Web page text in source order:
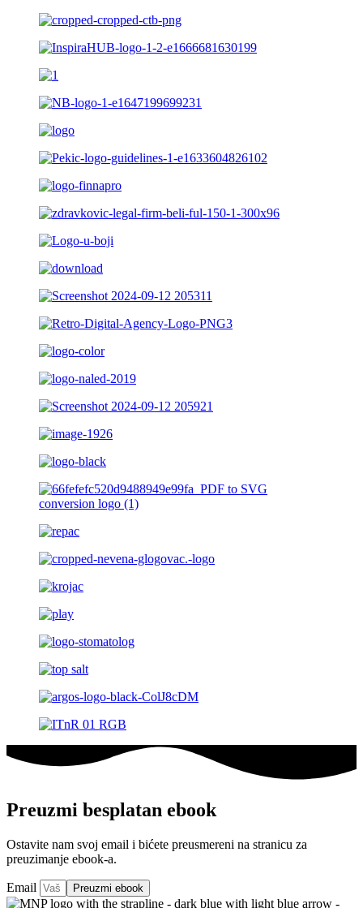
Preuzmi besplatan ebook
Ostavite nam svoj email i bićete preusmereni na stranicu za
preuzimanje ebook-a.
Email Preuzmi ebook